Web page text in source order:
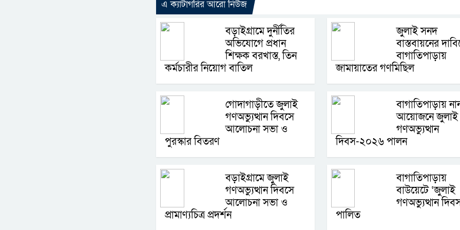
এ ক্যাটাগরির আরো নিউজ
বড়াইগ্রামে দুর্নীতির
অভিযোগে প্রধান
শিক্ষক বরখাস্ত, তিন
কর্মচারীর নিয়োগ বাতিল
জুলাই সনদ
বাস্তবায়নের
বাগাতিপাড়ায়
জামায়াতের গণমিছিল
গোদাগাড়ীতে জুলাই
গণঅভ্যুত্থান দিবসে
আলোচনা সভা ও
পুরস্কার বিতরণ
বাগাতিপাড়ায়
আয়োজনে জুলাই
গণঅভ্যুত্থান
দিবস-২০২৬ পালন
বড়াইগ্রামে জুলাই
গণঅভ্যুত্থান দিবসে
আলোচনা সভা ও
প্রামাণ্যচিত্র প্রদর্শন
বাগাতিপাড়ায়
বাউয়েটে ‘জুলাই
গণঅভ্যুত্থান
পালিত